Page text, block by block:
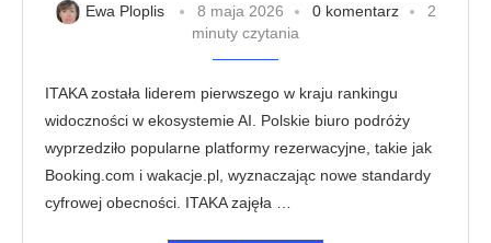
Ewa Ploplis 8 maja 2026 0 komentarz
2
minuty czytania
ITAKA została liderem pierwszego w kraju rankingu
widoczności w ekosystemie AI. Polskie biuro podróży
wyprzedziło popularne platformy rezerwacyjne, takie jak
Booking.com i wakacje.pl, wyznaczając nowe standardy
cyfrowej obecności. ITAKA zajęła …